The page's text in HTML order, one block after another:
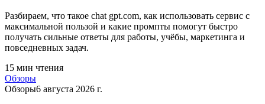
Разбираем, что такое chat gpt.com, как использовать сервис с
максимальной пользой и какие промпты помогут быстро
получать сильные ответы для работы, учёбы, маркетинга и
повседневных задач.
15 мин чтения
Обзоры
Обзоры6 августа 2026 г.